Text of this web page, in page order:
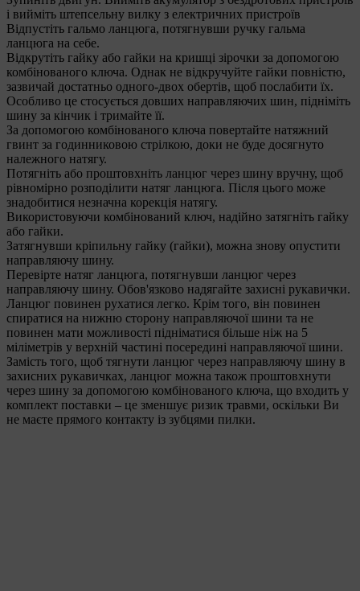
і вийміть штепсельну вилку з електричних пристроїв
Відпустіть гальмо ланцюга, потягнувши ручку гальма
ланцюга на себе.
Відкрутіть гайку або гайки на кришці зірочки за допомогою
комбінованого ключа. Однак не відкручуйте гайки повністю,
зазвичай достатньо одного-двох обертів, щоб послабити їх.
Особливо це стосується довших направляючих шин, підніміть
шину за кінчик і тримайте її.
За допомогою комбінованого ключа повертайте натяжний
гвинт за годинниковою стрілкою, доки не буде досягнуто
належного натягу.
Потягніть або проштовхніть ланцюг через шину вручну, щоб
рівномірно розподілити натяг ланцюга. Після цього може
знадобитися незначна корекція натягу.
Використовуючи комбінований ключ, надійно затягніть гайку
або гайки.
Затягнувши кріпильну гайку (гайки), можна знову опустити
направляючу шину.
Перевірте натяг ланцюга, потягнувши ланцюг через
направляючу шину. Обов'язково надягайте захисні рукавички.
Ланцюг повинен рухатися легко. Крім того, він повинен
спиратися на нижню сторону направляючої шини та не
повинен мати можливості підніматися більше ніж на 5
міліметрів у верхній частині посередині направляючої шини.
Замість того, щоб тягнути ланцюг через направляючу шину в
захисних рукавичках, ланцюг можна також проштовхнути
через шину за допомогою комбінованого ключа, що входить у
комплект поставки – це зменшує ризик травми, оскільки Ви
не маєте прямого контакту із зубцями пилки.